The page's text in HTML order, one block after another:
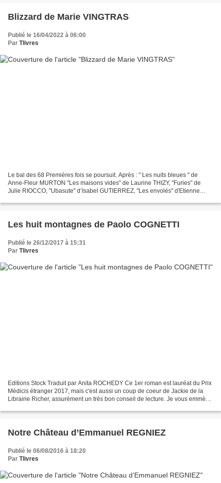
Blizzard de Marie VINGTRAS
Publié le 16/04/2022 à 06:00
Par Tlivres
Le bal des 68 Premières fois se poursuit. Après : " Les nuits bleues " de
Anne-Fleur MURTON "Les maisons vides" de Laurine THIZY, "Furies" de
Julie RIOCCO, "Ubasute" d’Isabel GUTIERREZ, "Les envolés" d'Etienne
Les huit montagnes de Paolo COGNETTI
Publié le 26/12/2017 à 15:31
Par Tlivres
Editions Stock Traduit par Anita ROCHEDY Ce 1er roman est lauréat du Prix
Médicis étranger 2017, mais c'est aussi un coup de coeur de Jackie de la
Librairie Richer, assurément un très bon conseil de lecture. Je vous emmène
Notre Château d’Emmanuel REGNIEZ
Publié le 06/08/2016 à 18:20
Par Tlivres